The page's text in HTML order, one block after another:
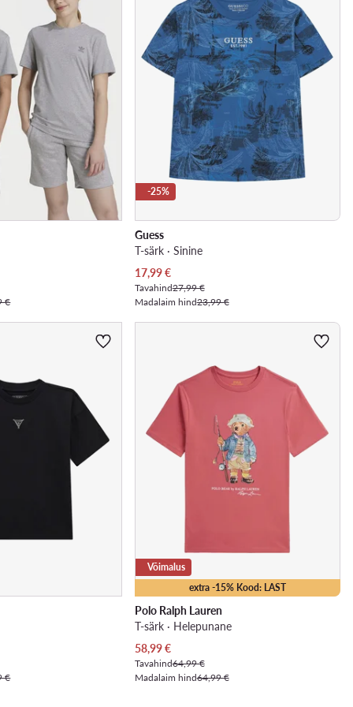
€
-25%
Guess
T-särk · Sinine
Praegune hind
17,99€
Tavahind27,99 €
Madalaim hind23,99 €
€
extra -15% Kood: LAST
Võimalus
Polo Ralph Lauren
T-särk · Helepunane
Praegune hind
58,99€
Tavahind64,99 €
Madalaim hind64,99 €